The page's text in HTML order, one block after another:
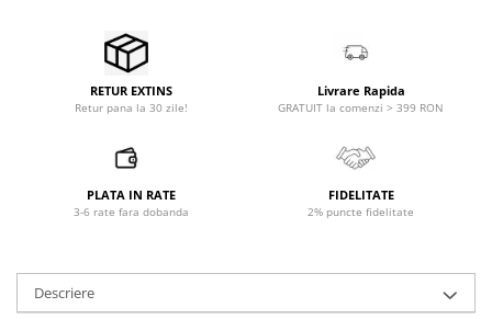
Microfoane de Suprafata
Microfoane de voce si live
Microfoane lavaliera si headset
Microfoane podcast, USB, iOS /
Microfoane pt Camere Video
Microfoane pt instalatii si
conferinta
Microfoane stereo
Microfoane Suspendabile
RETUR EXTINS
Retur pana la 30 zile!
Livrare Rapida
GRATUIT la comenzi > 399 RON
PLATA IN RATE
3-6 rate fara dobanda
FIDELITATE
2% puncte fidelitate
Descriere